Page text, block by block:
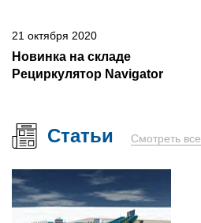
21 октября 2020
Новинка на складе
Рециркулятор Navigator
Статьи Смотреть все